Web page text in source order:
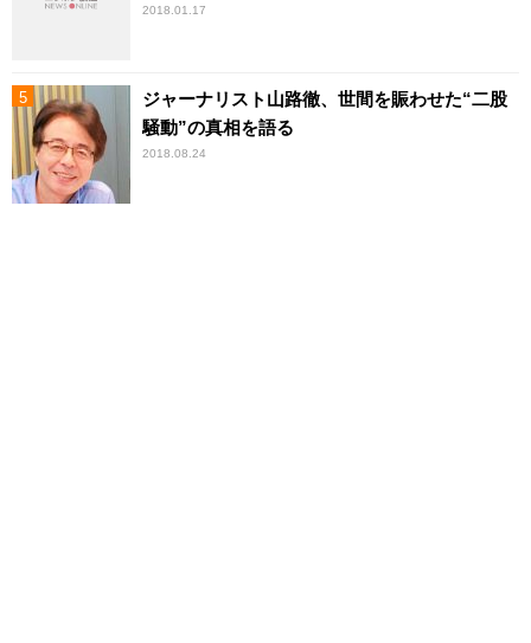
2018.01.17
ジャーナリスト山路徹、世間を賑わせた“二股
騒動”の真相を語る
2018.08.24